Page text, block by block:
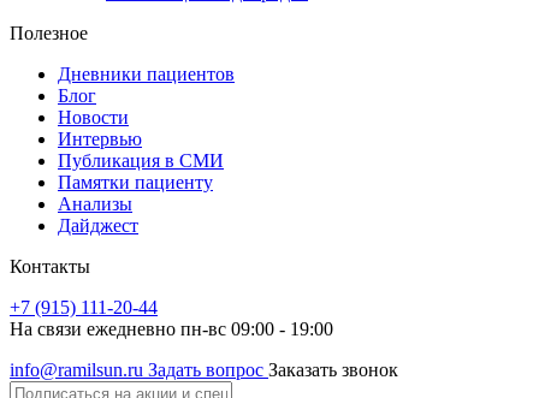
Полезное
Дневники пациентов
Блог
Новости
Интервью
Публикация в СМИ
Памятки пациенту
Анализы
Дайджест
Контакты
+7 (915) 111-20-44
На связи ежедневно пн-вс 09:00 - 19:00
info@ramilsun.ru Задать вопрос Заказать звонок